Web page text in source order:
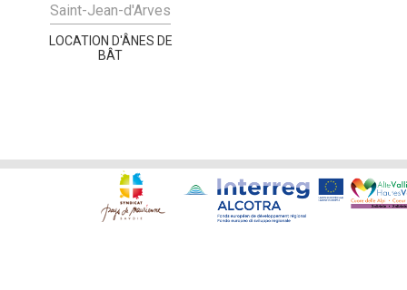
Saint-Jean-d'Arves
LOCATION D'ÂNES DE
BÂT